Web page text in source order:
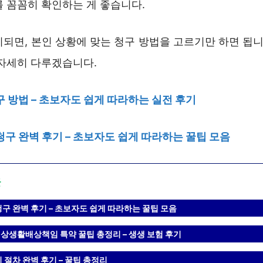
꼼꼼히 확인하는 게 좋습니다.
면, 본인 상황에 맞는 청구 방법을 고르기만 하면 됩
세히 다루겠습니다.
방법 – 초보자도 쉽게 따라하는 실전 후기
구 완벽 후기 – 초보자도 쉽게 따라하는 꿀팁 모음
완벽 후기 – 초보자도 쉽게 따라하는 꿀팁 모음
생활배상책임 특약 꿀팁 총정리 – 생생 보험 후기
절차 완벽 후기 – 꿀팁 총정리